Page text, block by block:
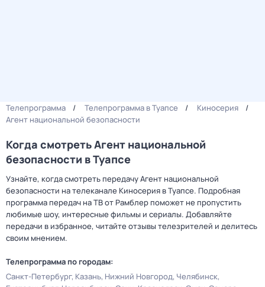
Телепрограмма Телепрограмма в Туапсе
Киносерия
Агент национальной безопасности
Когда смотреть Агент национальной
безопасности в Туапсе
Узнайте, когда смотреть передачу Агент национальной
безопасности на телеканале Киносерия в Туапсе. Подробная
программа передач на ТВ от Рамблер поможет не пропустить
любимые шоу, интересные фильмы и сериалы. Добавляйте
передачи в избранное, читайте отзывы телезрителей и делитесь
своим мнением.
Телепрограмма по городам:
Санкт-Петербург Казань Нижний Новгород Челябинск